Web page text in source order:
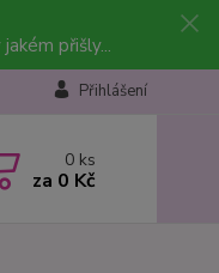
přišly...
Přihlášení
0 ks
za 0 Kč